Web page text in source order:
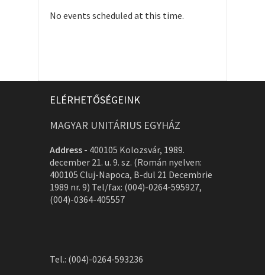
No events scheduled at this time.
ELÉRHETŐSÉGEINK
MAGYAR UNITÁRIUS EGYHÁZ
Address - 400105 Kolozsvár, 1989.
december 21. u. 9. sz. (Román nyelven:
400105 Cluj-Napoca, B-dul 21 Decembrie
1989 nr. 9) Tel/fax: (004)-0264-595927,
(004)-0364-405557
Tel.: (004)-0264-593236